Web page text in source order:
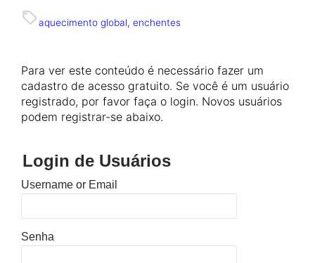
aquecimento global, enchentes
Para ver este conteúdo é necessário fazer um
cadastro de acesso gratuito. Se você é um usuário
registrado, por favor faça o login. Novos usuários
podem registrar-se abaixo.
Login de Usuários
Username or Email
Senha